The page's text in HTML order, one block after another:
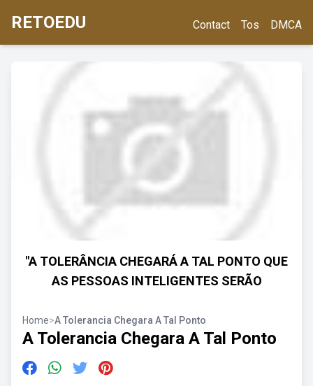
RETOEDU Contact Tos DMCA
"A TOLERÂNCIA CHEGARÁ A TAL PONTO QUE
AS PESSOAS INTELIGENTES SERÃO
Home>A Tolerancia Chegara A Tal Ponto
A Tolerancia Chegara A Tal Ponto